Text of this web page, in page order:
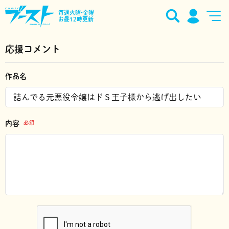
毎週火曜•金曜
お昼12時更新
応援コメント
作品名
内容